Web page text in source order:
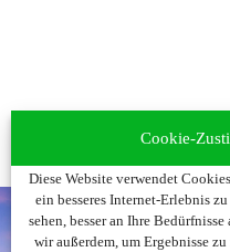
Cookie-
Diese Website verwendet
ein besseres Internet-Erlebnis
sehen, besser an Ihre
wir außerdem, um Ergebnisse